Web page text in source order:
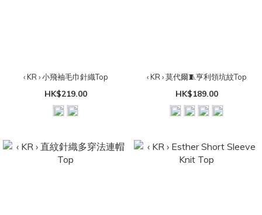
‹ KR › 小飛袖毛巾針織Top
HK$219.00
‹ KR › 莫代爾🧵亨利領坑紋Top
HK$189.00